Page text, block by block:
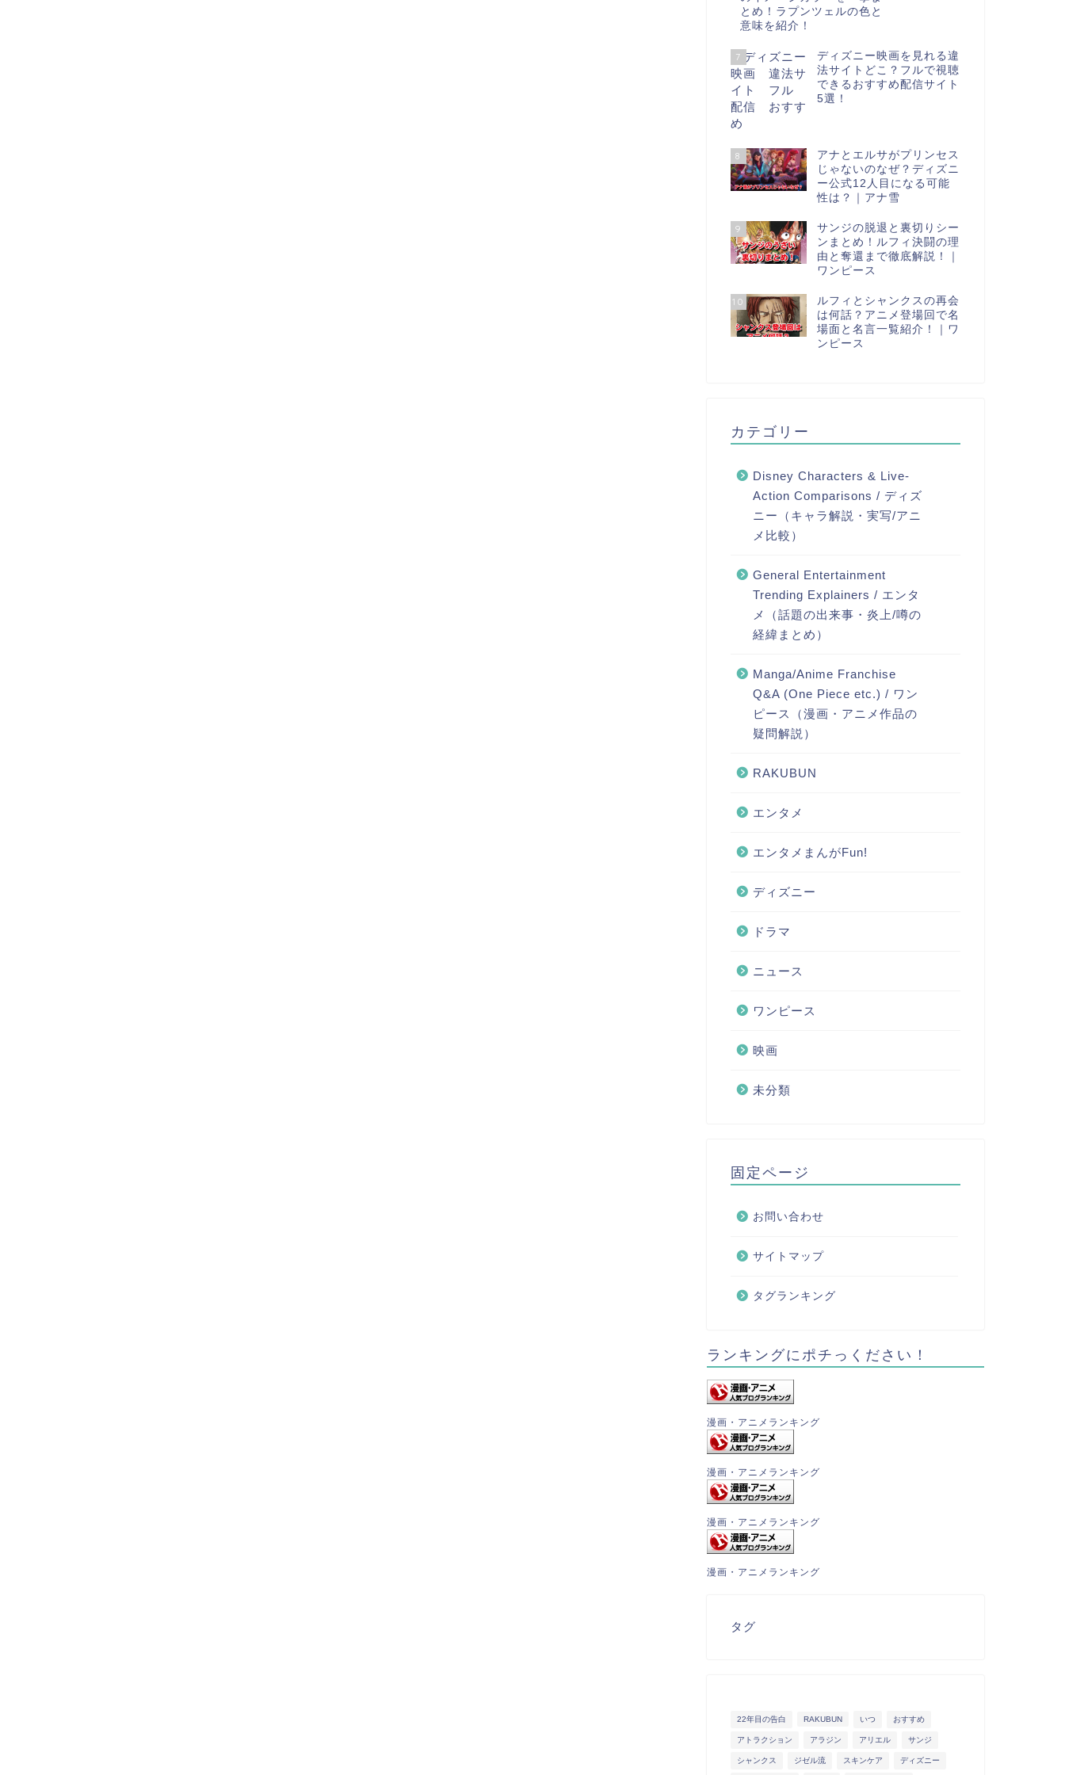
とめ！ラプンツェルの色と
意味を紹介！
7
ディズニー映画を見れる違
法サイトどこ？フルで視聴
できるおすすめ配信サイト
5選！
8
アナとエルサがプリンセス
じゃないのなぜ？ディズニ
ー公式12人目になる可能
性は？｜アナ雪
9
サンジの脱退と裏切りシー
ンまとめ！ルフィ決闘の理
由と奪還まで徹底解説！｜
ワンピース
10
ルフィとシャンクスの再会
は何話？アニメ登場回で名
場面と名言一覧紹介！｜ワ
ンピース
カテゴリー
Disney Characters & Live-
Action Comparisons / ディズ
ニー（キャラ解説・実写/アニ
メ比較）
General Entertainment
Trending Explainers / エンタ
メ（話題の出来事・炎上/噂の
経緯まとめ）
Manga/Anime Franchise
Q&A (One Piece etc.) / ワン
ピース（漫画・アニメ作品の
疑問解説）
RAKUBUN
エンタメ
エンタメまんがFun!
ディズニー
ドラマ
ニュース
ワンピース
映画
未分類
固定ページ
お問い合わせ
サイトマップ
タグランキング
ランキングにポチっください！
漫画・アニメランキング
漫画・アニメランキング
漫画・アニメランキング
漫画・アニメランキング
タグ
22年目の告白 RAKUBUN いつ おすすめ
アトラクション アラジン アリエル サンジ
シャンクス ジゼル流 スキンケア ディズニー